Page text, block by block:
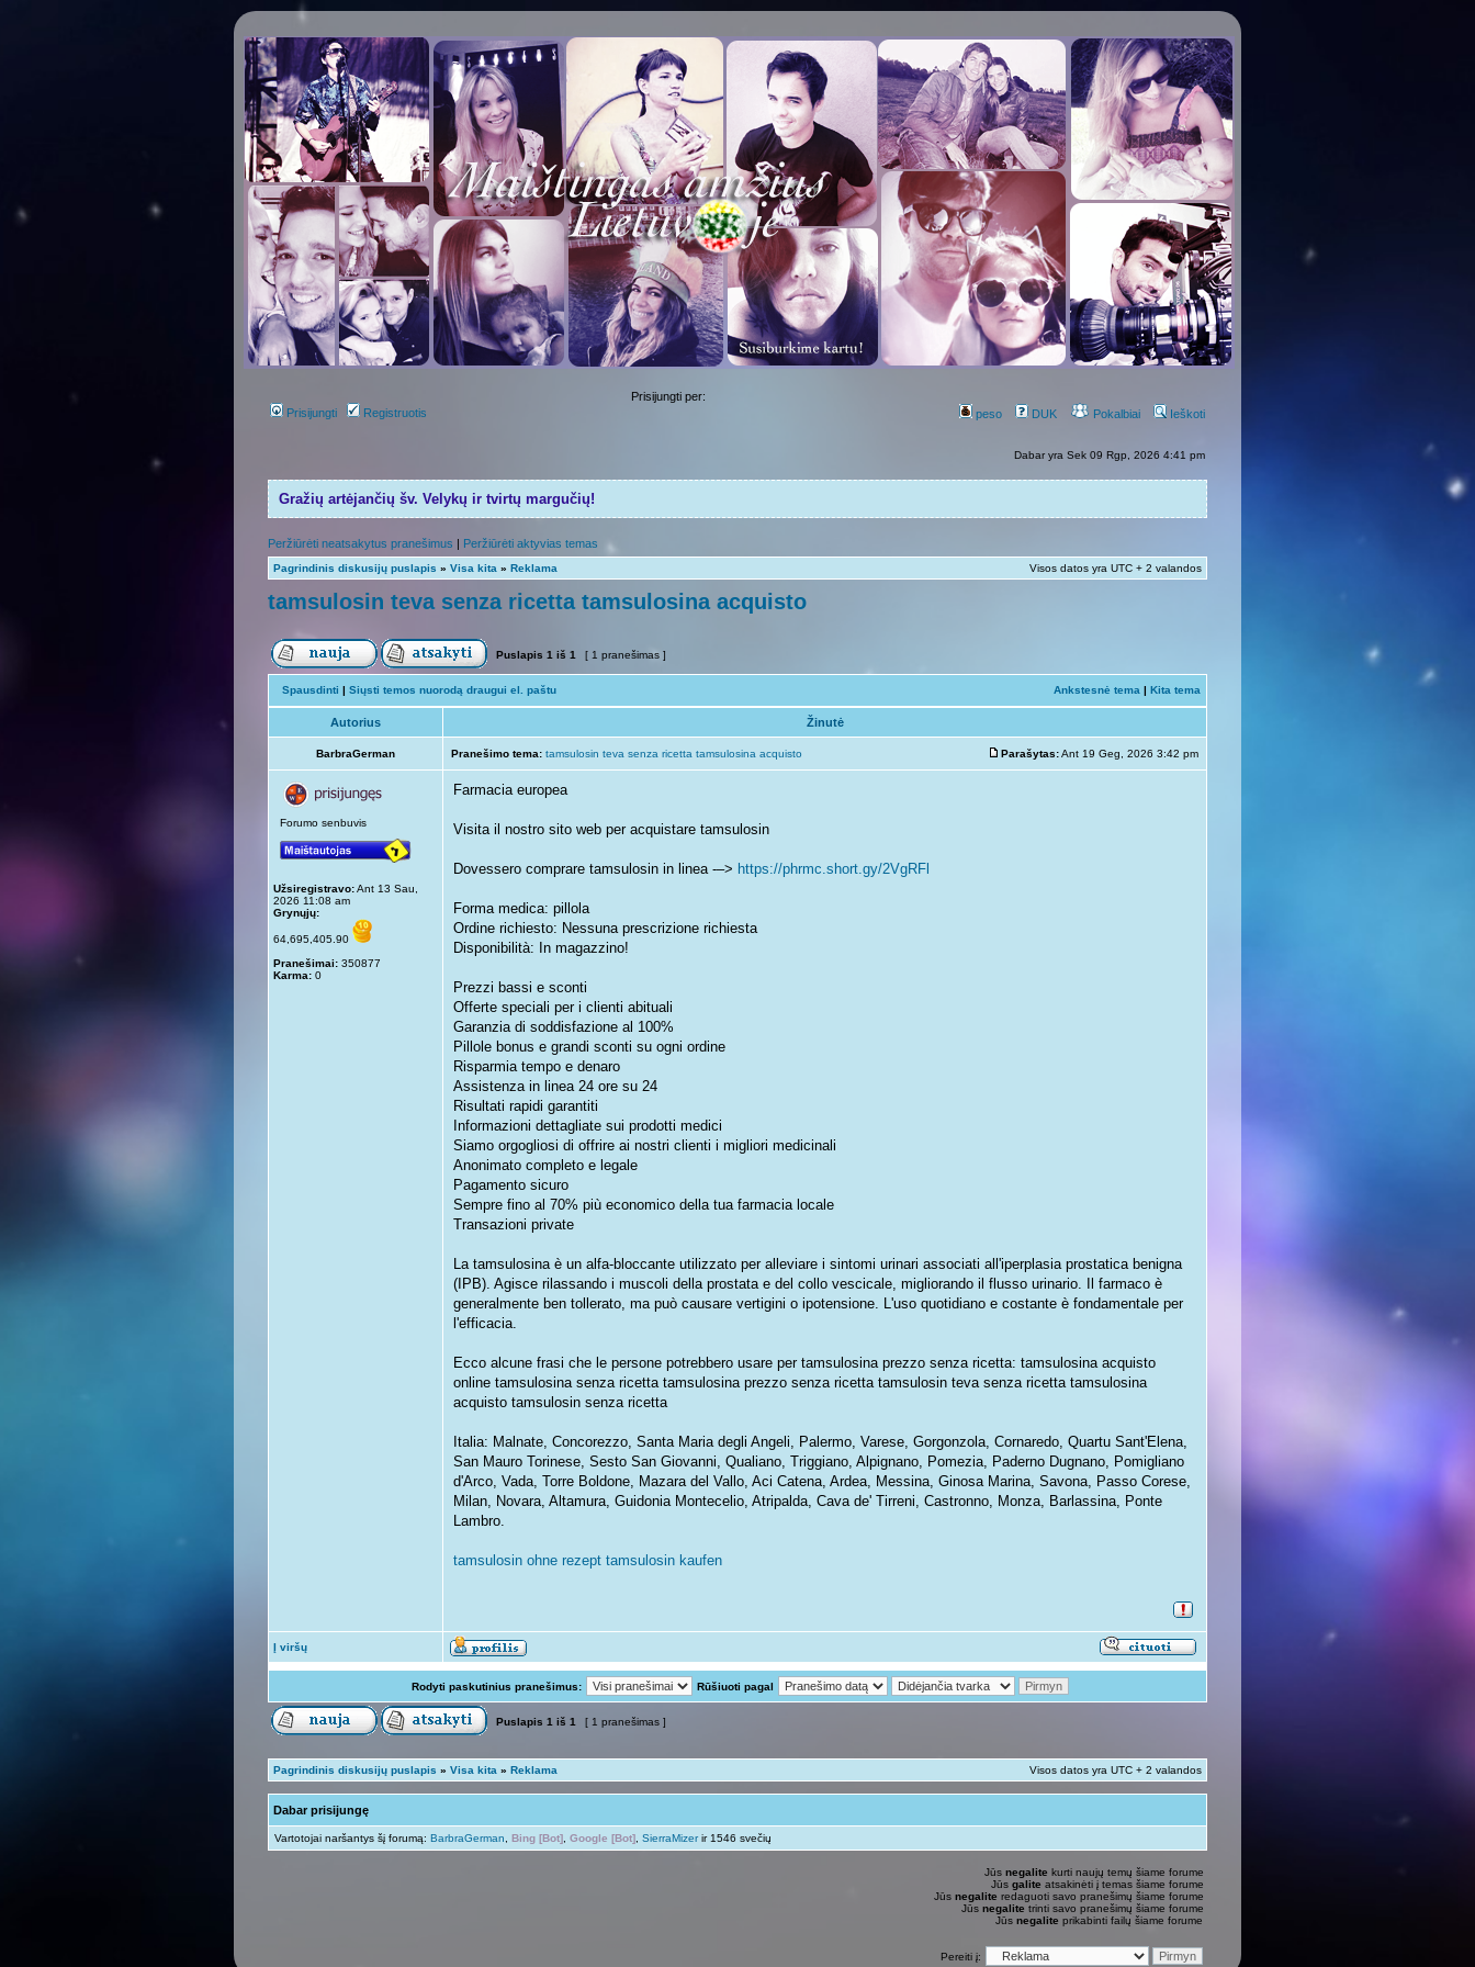
Prisijungti Registruotis
Prisijungti per:
peso
DUK Pokalbiai Ieškoti
Dabar yra Sek 09 Rgp, 2026 4:41 pm
Gražių artėjančių šv. Velykų ir tvirtų margučių!
Peržiūrėti neatsakytus pranešimus | Peržiūrėti aktyvias temas
Pagrindinis diskusijų puslapis » Visa kita » Reklama Visos datos yra UTC + 2 valandos
tamsulosin teva senza ricetta tamsulosina acquisto
Puslapis 1 iš 1 [ 1 pranešimas ]
Spausdinti | Siųsti temos nuorodą draugui el. paštu Ankstesnė tema | Kita tema
Autorius Žinutė
BarbraGerman Pranešimo tema: tamsulosin teva senza ricetta tamsulosina acquisto Parašytas:Ant 19 Geg, 2026 3:42 pm
Forumo senbuvis
Užsiregistravo:Ant 13 Sau,
2026 11:08 am
Grynųjų:
64,695,405.90
Pranešimai: 350877
Karma: 0
Farmacia europea
Visita il nostro sito web per acquistare tamsulosin
Dovessero comprare tamsulosin in linea -–> https://phrmc.short.gy/2VgRFl
Forma medica: pillola
Ordine richiesto: Nessuna prescrizione richiesta
Disponibilità: In magazzino!
Prezzi bassi e sconti
Offerte speciali per i clienti abituali
Garanzia di soddisfazione al 100%
Pillole bonus e grandi sconti su ogni ordine
Risparmia tempo e denaro
Assistenza in linea 24 ore su 24
Risultati rapidi garantiti
Informazioni dettagliate sui prodotti medici
Siamo orgogliosi di offrire ai nostri clienti i migliori medicinali
Anonimato completo e legale
Pagamento sicuro
Sempre fino al 70% più economico della tua farmacia locale
Transazioni private
La tamsulosina è un alfa-bloccante utilizzato per alleviare i sintomi urinari associati all'iperplasia prostatica benigna
(IPB). Agisce rilassando i muscoli della prostata e del collo vescicale, migliorando il flusso urinario. Il farmaco è
generalmente ben tollerato, ma può causare vertigini o ipotensione. L'uso quotidiano e costante è fondamentale per
l'efficacia.
Ecco alcune frasi che le persone potrebbero usare per tamsulosina prezzo senza ricetta: tamsulosina acquisto
online tamsulosina senza ricetta tamsulosina prezzo senza ricetta tamsulosin teva senza ricetta tamsulosina
acquisto tamsulosin senza ricetta
Italia: Malnate, Concorezzo, Santa Maria degli Angeli, Palermo, Varese, Gorgonzola, Cornaredo, Quartu Sant'Elena,
San Mauro Torinese, Sesto San Giovanni, Qualiano, Triggiano, Alpignano, Pomezia, Paderno Dugnano, Pomigliano
d'Arco, Vada, Torre Boldone, Mazara del Vallo, Aci Catena, Ardea, Messina, Ginosa Marina, Savona, Passo Corese,
Milan, Novara, Altamura, Guidonia Montecelio, Atripalda, Cava de' Tirreni, Castronno, Monza, Barlassina, Ponte
Lambro.
tamsulosin ohne rezept tamsulosin kaufen
Į viršų
Rodyti paskutinius pranešimus: Rūšiuoti pagal
Puslapis 1 iš 1 [ 1 pranešimas ]
Pagrindinis diskusijų puslapis » Visa kita » Reklama Visos datos yra UTC + 2 valandos
Dabar prisijungę
Vartotojai naršantys šį forumą: BarbraGerman Bing [Bot] Google [Bot] SierraMizerir 1546 svečių
Jūs negalite kurti naujų temų šiame forume
Jūs galite atsakinėti į temas šiame forume
Jūs negalite redaguoti savo pranešimų šiame forume
Jūs negalite trinti savo pranešimų šiame forume
Jūs negalite prikabinti failų šiame forume
Pereiti į: